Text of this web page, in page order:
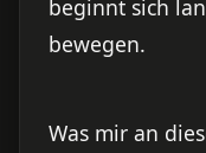
beginnt sich
bewegen.
Was mir an